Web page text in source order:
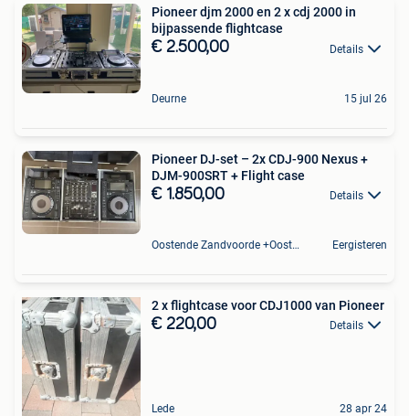
Pioneer djm 2000 en 2 x cdj 2000 in
bijpassende flightcase
€ 2.500,00 Details
Deurne 15 jul 26
Pioneer DJ-set – 2x CDJ-900 Nexus +
DJM-900SRT + Flight case
€ 1.850,00 Details
Oostende Zandvoorde +Oostende Eergisteren
2 x flightcase voor CDJ1000 van Pioneer
€ 220,00 Details
Lede 28 apr 24